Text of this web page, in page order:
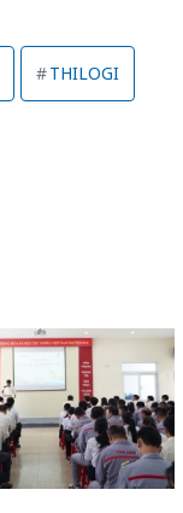
THILOGI